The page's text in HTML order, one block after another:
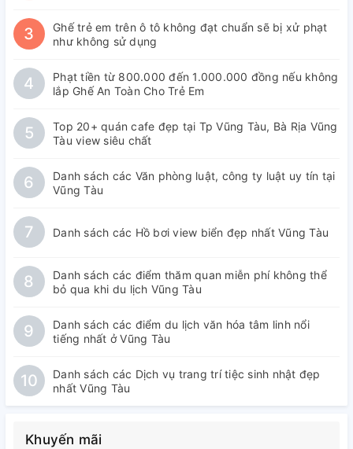
3
Ghế trẻ em trên ô tô không đạt chuẩn sẽ bị xử phạt
như không sử dụng
4
Phạt tiền từ 800.000 đến 1.000.000 đồng nếu không
lắp Ghế An Toàn Cho Trẻ Em
5
Top 20+ quán cafe đẹp tại Tp Vũng Tàu, Bà Rịa Vũng
Tàu view siêu chất
6
Danh sách các Văn phòng luật, công ty luật uy tín tại
Vũng Tàu
7 Danh sách các Hồ bơi view biển đẹp nhất Vũng Tàu
8
Danh sách các điểm thăm quan miễn phí không thể
bỏ qua khi du lịch Vũng Tàu
9
Danh sách các điểm du lịch văn hóa tâm linh nổi
tiếng nhất ở Vũng Tàu
10
Danh sách các Dịch vụ trang trí tiệc sinh nhật đẹp
nhất Vũng Tàu
Khuyến mãi